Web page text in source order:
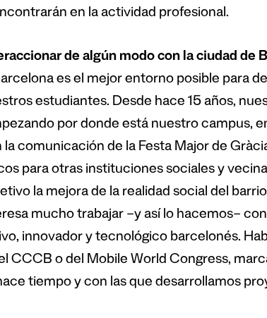
en la actividad profesional.
de algún modo con la ciudad de
es el mejor entorno posible para
estudiantes. Desde hace 15 años,
por donde está nuestro campus,
comunicación de la Festa Major de
para otras instituciones sociales y
la mejora de la realidad social del
mucho trabajar –y así lo hacemos–
innovador y tecnológico barcelonés.
CCCB o del Mobile World Congress,
tiempo y con las que desarrollamos